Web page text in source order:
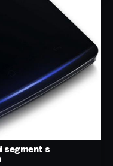
segment s